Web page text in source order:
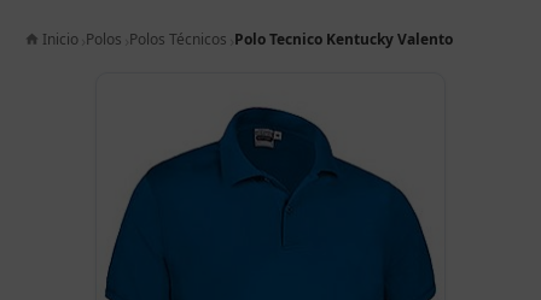
Inicio Polos Polos Técnicos Polo Tecnico Kentucky Valento